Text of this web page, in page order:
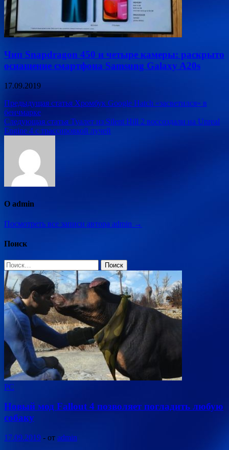
Чип Snapdragon 450 и четыре камеры: раскрыто
оснащение смартфона Samsung Galaxy A20s
17.09.2019
Навигация
по
записям
Предыдущая статья Хромбук Google Hatch «засветился» в
бенчмарке
Следующая статья Туалет из Silent Hill 2 воссоздали на Unreal
Engine 4 с трассировкой лучей
О admin
Посмотреть все записи автора admin →
Поиск
Найти:
PC
Новый мод Fallout 4 позволяет погладить любую
собаку
17.09.2019 - от admin